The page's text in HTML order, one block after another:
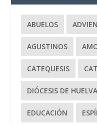
ABUELOS
AGUSTINOS
CATEQUESIS
DIÓCESIS DE HUELVA
EDUCACIÓN